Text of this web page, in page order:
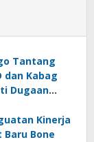
Tantang
dan Kabag
Dugaan
Kinerja
Bone